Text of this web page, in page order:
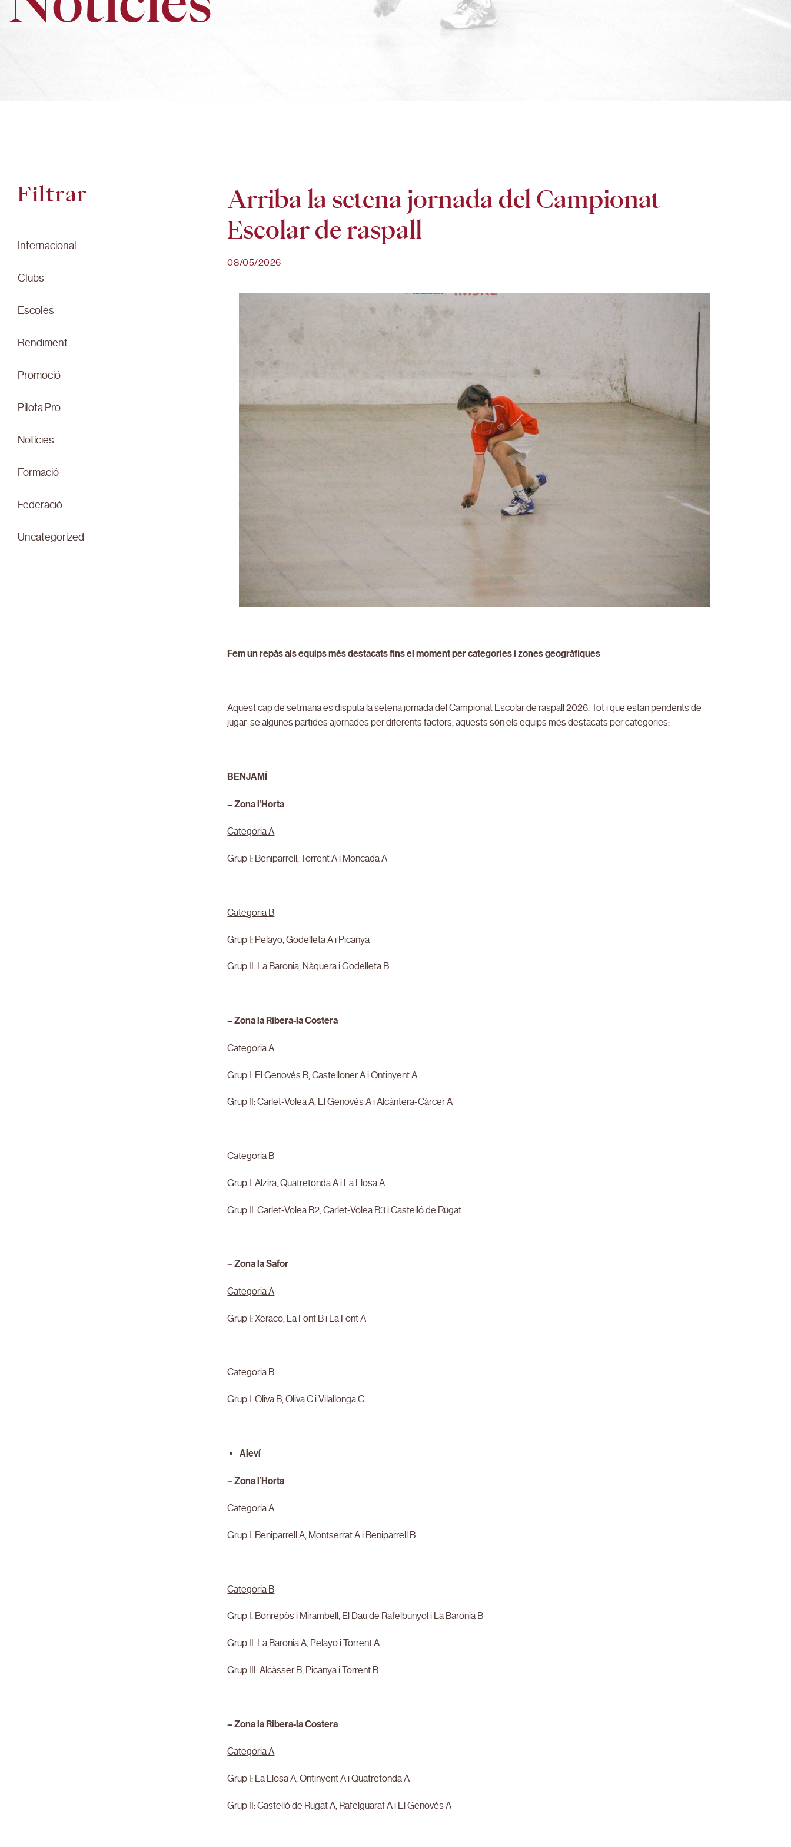
Filtrar
Internacional
Clubs
Escoles
Rendiment
Promoció
Pilota Pro
Notícies
Formació
Federació
Uncategorized
Arriba la setena jornada del Campionat
Escolar de raspall
08/05/2026
Fem un repàs als equips més destacats fins el moment per categories i zones geogràfiques
Aquest cap de setmana es disputa la setena jornada del Campionat Escolar de raspall 2026. Tot i que estan pendents de
jugar-se algunes partides ajornades per diferents factors, aquests són els equips més destacats per categories:
BENJAMÍ
– Zona l’Horta
Categoria A
Grup I: Beniparrell, Torrent A i Moncada A
Categoria B
Grup I: Pelayo, Godelleta A i Picanya
Grup II: La Baronia, Nàquera i Godelleta B
– Zona la Ribera-la Costera
Categoria A
Grup I: El Genovés B, Castelloner A i Ontinyent A
Grup II: Carlet-Volea A, El Genovés A i Alcàntera-Càrcer A
Categoria B
Grup I: Alzira, Quatretonda A i La Llosa A
Grup II: Carlet-Volea B2, Carlet-Volea B3 i Castelló de Rugat
– Zona la Safor
Categoria A
Grup I: Xeraco, La Font B i La Font A
Categoria B
Grup I: Oliva B, Oliva C i Vilallonga C
Aleví
– Zona l’Horta
Categoria A
Grup I: Beniparrell A, Montserrat A i Beniparrell B
Categoria B
Grup I: Bonrepòs i Mirambell, El Dau de Rafelbunyol i La Baronia B
Grup II: La Baronia A, Pelayo i Torrent A
Grup III: Alcàsser B, Picanya i Torrent B
– Zona la Ribera-la Costera
Categoria A
Grup I: La Llosa A, Ontinyent A i Quatretonda A
Grup II: Castelló de Rugat A, Rafelguaraf A i El Genovés A